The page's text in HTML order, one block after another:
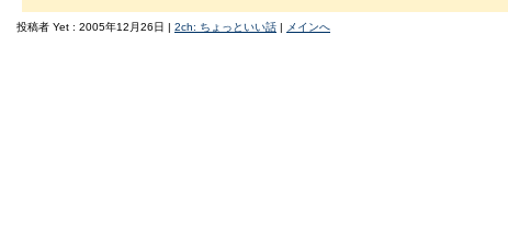
投稿者 Yet : 2005年12月26日 | 2ch: ちょっといい話 | メインへ